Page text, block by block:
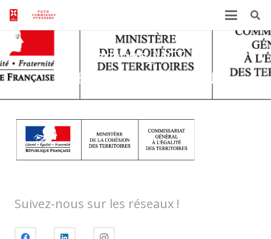
Marianne_MCT-
CGET_horizontal_CMJN
Suivez-nous sur les réseaux !